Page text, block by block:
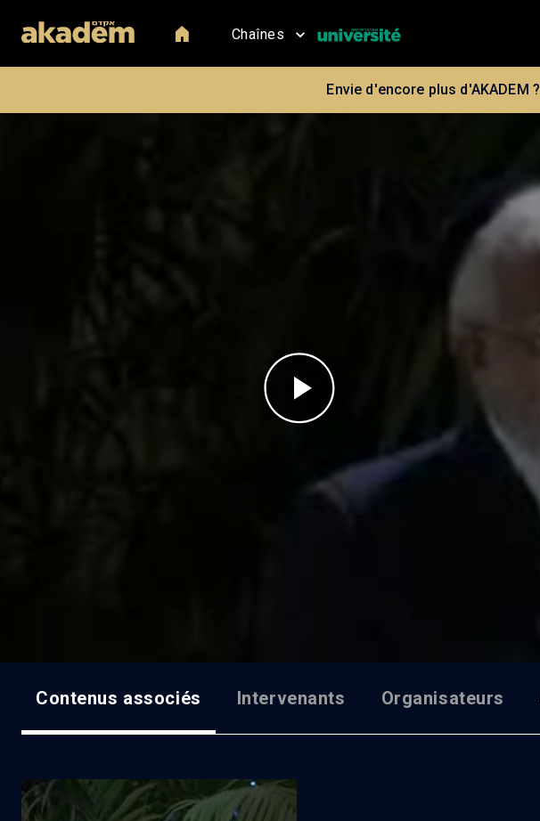
Chaînes
Envie d'encore plus d'AKADEM ?
Contenus associés Intervenants Organisateurs
Emancipation, intégration (1/2)